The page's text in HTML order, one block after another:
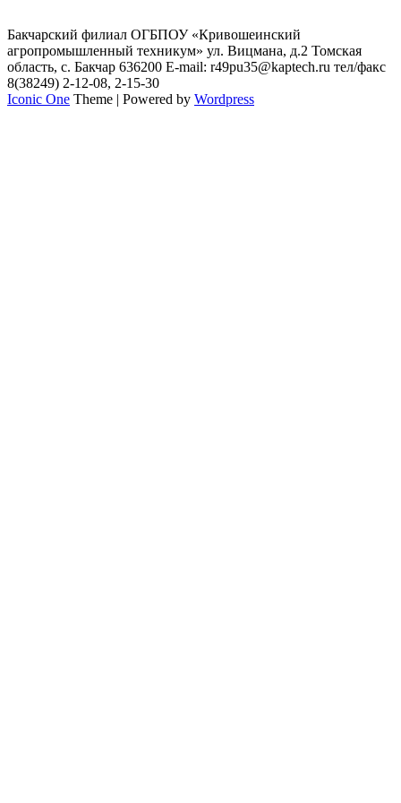
Бакчарский филиал ОГБПОУ «Кривошеинский
агропромышленный техникум» ул. Вицмана, д.2 Томская
область, с. Бакчар 636200 E-mail: r49pu35@kaptech.ru тел/факс
8(38249) 2-12-08, 2-15-30
Iconic One Theme | Powered by Wordpress